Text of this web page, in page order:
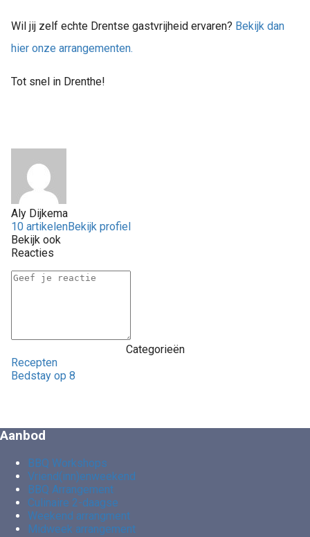
Wil jij zelf echte Drentse gastvrijheid ervaren? Bekijk dan
hier onze arrangementen.
Tot snel in Drenthe!
Aly Dijkema
10 artikelenBekijk profiel
Bekijk ook
Reacties
Categorieën
Recepten
Bedstay op 8
Aanbod
BBQ Workshops
Vriend(inn)enweekend
BBQ Arrangement
Culinaire 2-daagse
Weekend arrangment
Midweek arrangement